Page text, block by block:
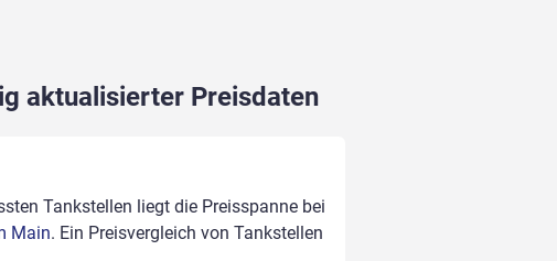
aktualisierter Preisdaten
Tankstellen liegt die Preisspanne bei
Main. Ein Preisvergleich von Tankstellen